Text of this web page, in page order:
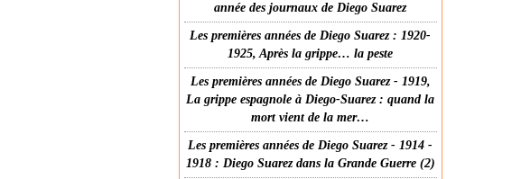
année des journaux de Diego Suarez
Les premières années de Diego Suarez : 1920-
1925, Après la grippe… la peste
Les premières années de Diego Suarez - 1919,
La grippe espagnole à Diego-Suarez : quand la
mort vient de la mer…
Les premières années de Diego Suarez - 1914 -
1918 : Diego Suarez dans la Grande Guerre (2)